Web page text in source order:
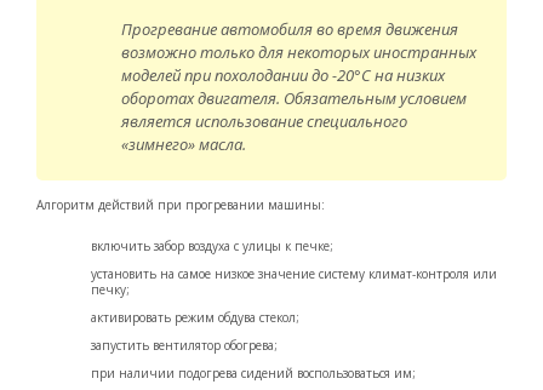
Прогревание автомобиля во время движения
возможно только для некоторых иностранных
моделей при похолодании до -20°С на низких
оборотах двигателя. Обязательным условием
является использование специального
«зимнего» масла.
Алгоритм действий при прогревании машины:
включить забор воздуха с улицы к печке;
установить на самое низкое значение систему климат-контроля или
печку;
активировать режим обдува стекол;
запустить вентилятор обогрева;
при наличии подогрева сидений воспользоваться им;